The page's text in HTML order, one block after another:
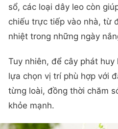
sổ, các loại dây leo còn
chiếu trực tiếp vào nhà, từ
nhiệt trong những ngày
Tuy nhiên, để cây phát huy
lựa chọn vị trí phù hợp với
từng loài, đồng thời chăm
khỏe mạnh.